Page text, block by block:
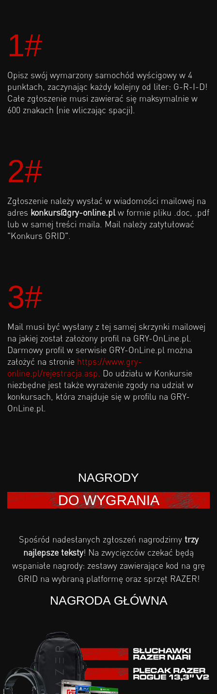
1#
Opisz swój wymarzony samochód wyścigowy w 4
punktach, zaczynając każdy kolejny od liter: G-R-I-D!
Całe zgłoszenie musi zawierać się maksymalnie w
600 znakach (nie wliczając spacji).
2#
Zgłoszenie należy wysłać w wiadomości mailowej na
adres konkurs@gry-online.plw formie pliku .doc, .pdf
lub w samej treści maila. Mail należy zatytułować
"Konkurs GRID".
3#
Mail musi być wysłany z tej samej skrzynki mailowej
na jakiej został założony profil na GRY-OnLine.pl.
Darmowy profil w serwisie GRY-OnLine.pl można
założyć na stronie https://www.gry-
online.pl/rejestracja.asp. Do udziału w Konkursie
niezbędne jest także wyrażenie zgody na udział w
konkursach, która znajduje się w profilu na GRY-
OnLine.pl.
NAGRODY
DO WYGRANIA
Spośród nadesłanych zgłoszeń nagrodzimy trzy
najlepsze teksty! Na zwycięzców czekać będą
wspaniałe nagrody: zestawy zawierające kod na grę
GRID na wybraną platformę oraz sprzęt RAZER!
NAGRODA GŁÓWNA